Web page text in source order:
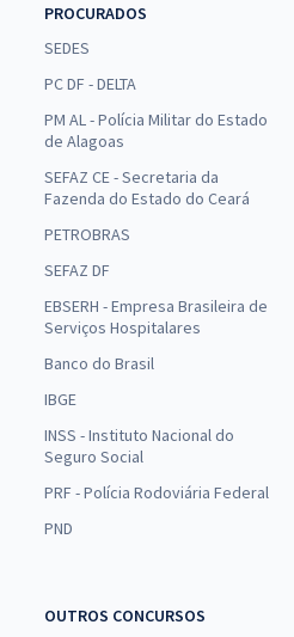
PROCURADOS
SEDES
PC DF - DELTA
PM AL - Polícia Militar do Estado
de Alagoas
SEFAZ CE - Secretaria da
Fazenda do Estado do Ceará
PETROBRAS
SEFAZ DF
EBSERH - Empresa Brasileira de
Serviços Hospitalares
Banco do Brasil
IBGE
INSS - Instituto Nacional do
Seguro Social
PRF - Polícia Rodoviária Federal
PND
OUTROS CONCURSOS